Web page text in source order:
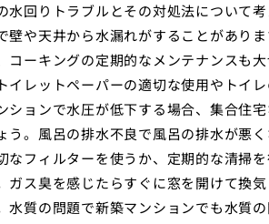
回りトラブルとその対処法について考
壁や天井から水漏れがすることがあり
コーキングの定期的なメンテナンスも
イレットペーパーの適切な使用やトイ
ションで水圧が低下する場合、集合住
う。風呂の排水不良で風呂の排水が悪
なフィルターを使うか、定期的な清掃
ガス臭を感じたらすぐに窓を開けて換
水質の問題で新築マンションでも水質